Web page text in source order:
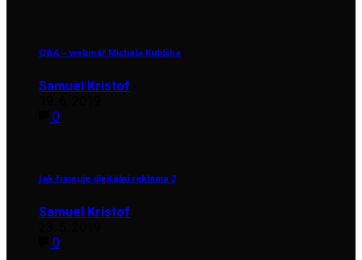
Q&A – webinář Michala Kubíčka
Samuel Kristof
0
Jak funguje digitální reklama 2
Samuel Kristof
0